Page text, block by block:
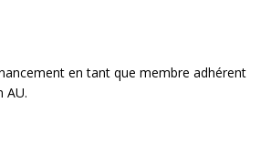
en tant que membre adhérent
AU.